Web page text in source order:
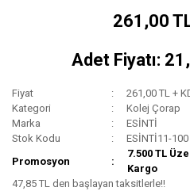
261,00
Adet Fiyatı:
Fiyat
261,00 TL +
Kategori
Kolej Çorap
Marka
ESİNTİ
Stok Kodu
ESİNTİ11-100
Promosyon
7.500 TL
Kargo
47,85 TL den başlayan taksitlerle!!